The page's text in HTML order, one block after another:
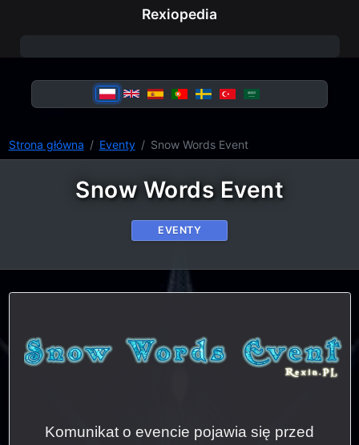
Rexiopedia
Strona główna Eventy Snow Words Event
Snow Words Event
EVENTY
Komunikat o evencie pojawia się przed